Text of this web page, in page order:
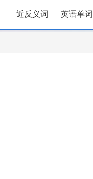
近反义词 英语单词